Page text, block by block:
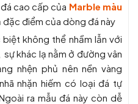
cao cấp của Marble màu
điểm của dòng đá này
không thể nhầm lẫn với
khác lạ nằm ở đường vân
nhện phủ nên nền vàng
nhặn hiếm có loại đá tự
ra mẫu đá này còn dễ